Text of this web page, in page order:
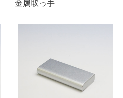
金属取っ手